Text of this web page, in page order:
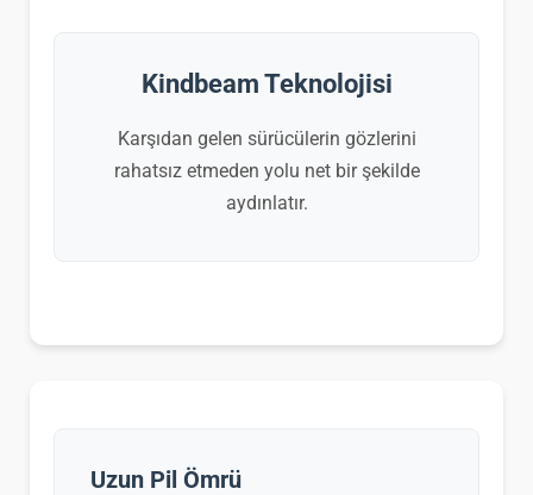
Kindbeam Teknolojisi
Karşıdan gelen sürücülerin gözlerini
rahatsız etmeden yolu net bir şekilde
aydınlatır.
Uzun Pil Ömrü